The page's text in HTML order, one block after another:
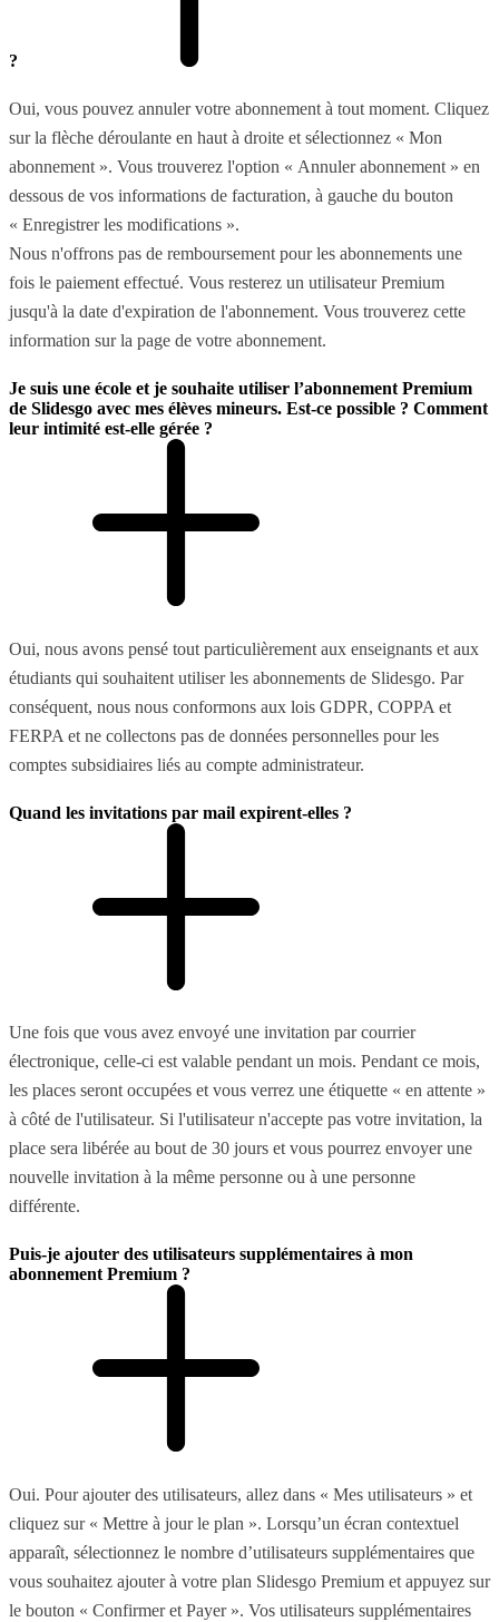
?
Oui, vous pouvez annuler votre abonnement à tout moment. Cliquez
sur la flèche déroulante en haut à droite et sélectionnez « Mon
abonnement ». Vous trouverez l'option « Annuler abonnement » en
dessous de vos informations de facturation, à gauche du bouton
« Enregistrer les modifications ».
Nous n'offrons pas de remboursement pour les abonnements une
fois le paiement effectué. Vous resterez un utilisateur Premium
jusqu'à la date d'expiration de l'abonnement. Vous trouverez cette
information sur la page de votre abonnement.
Je suis une école et je souhaite utiliser l’abonnement Premium
de Slidesgo avec mes élèves mineurs. Est-ce possible ? Comment
leur intimité est-elle gérée ?
Oui, nous avons pensé tout particulièrement aux enseignants et aux
étudiants qui souhaitent utiliser les abonnements de Slidesgo. Par
conséquent, nous nous conformons aux lois GDPR, COPPA et
FERPA et ne collectons pas de données personnelles pour les
comptes subsidiaires liés au compte administrateur.
Quand les invitations par mail expirent-elles ?
Une fois que vous avez envoyé une invitation par courrier
électronique, celle-ci est valable pendant un mois. Pendant ce mois,
les places seront occupées et vous verrez une étiquette « en attente »
à côté de l'utilisateur. Si l'utilisateur n'accepte pas votre invitation, la
place sera libérée au bout de 30 jours et vous pourrez envoyer une
nouvelle invitation à la même personne ou à une personne
différente.
Puis-je ajouter des utilisateurs supplémentaires à mon
abonnement Premium ?
Oui. Pour ajouter des utilisateurs, allez dans « Mes utilisateurs » et
cliquez sur « Mettre à jour le plan ». Lorsqu’un écran contextuel
apparaît, sélectionnez le nombre d’utilisateurs supplémentaires que
vous souhaitez ajouter à votre plan Slidesgo Premium et appuyez sur
le bouton « Confirmer et Payer ». Vos utilisateurs supplémentaires